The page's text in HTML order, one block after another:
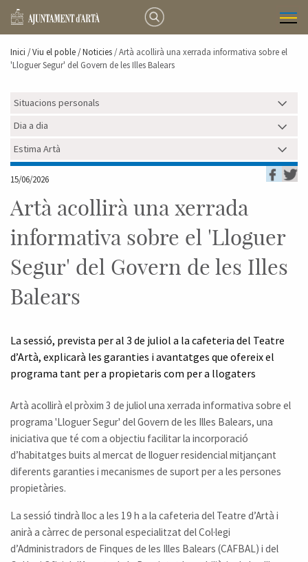
Inici /Viu el poble / Noticies / Artà acollirà una xerrada informativa sobre el
'Lloguer Segur' del Govern de les Illes Balears
Situacions personals
Dia a dia
Estima Artà
15/06/2026
Artà acollirà una xerrada
informativa sobre el 'Lloguer
Segur' del Govern de les Illes
Balears
La sessió, prevista per al 3 de juliol a la cafeteria del Teatre
d’Artà, explicarà les garanties i avantatges que ofereix el
programa tant per a propietaris com per a llogaters
Artà acollirà el pròxim 3 de juliol una xerrada informativa sobre el
programa 'Lloguer Segur' del Govern de les Illes Balears, una
iniciativa que té com a objectiu facilitar la incorporació
d’habitatges buits al mercat de lloguer residencial mitjançant
diferents garanties i mecanismes de suport per a les persones
propietàries.
La sessió tindrà lloc a les 19 h a la cafeteria del Teatre d’Artà i
anirà a càrrec de personal especialitzat del Col·legi
d’Administradors de Finques de les Illes Balears (CAFBAL) i del